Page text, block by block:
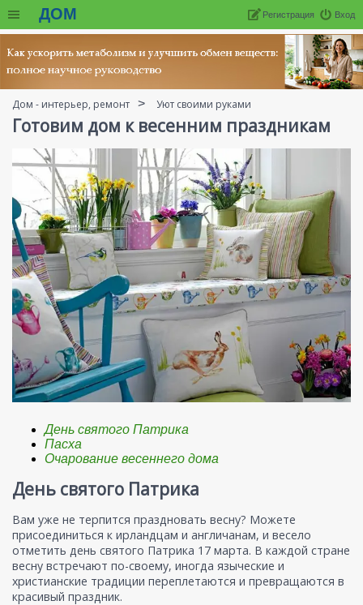
ДОМ Вход
Регистрация
Дом - интерьер, ремонт Уют своими руками
Готовим дом к весенним праздникам
День святого Патрика
Пасха
Очарование весеннего дома
День святого Патрика
Вам уже не терпится праздновать весну? Можете
присоединиться к ирландцам и англичанам, и весело
отметить день святого Патрика 17 марта. В каждой стране
весну встречают по-своему, иногда языческие и
христианские традиции переплетаются и превращаются в
красивый праздник.